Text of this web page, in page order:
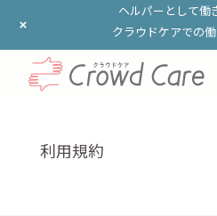
ヘルパーとして働
クラウドケアでの
ヘルパーとして働
クラウドケアでの
利用規約